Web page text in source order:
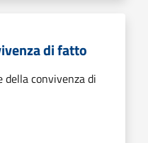
di fatto
della convivenza di